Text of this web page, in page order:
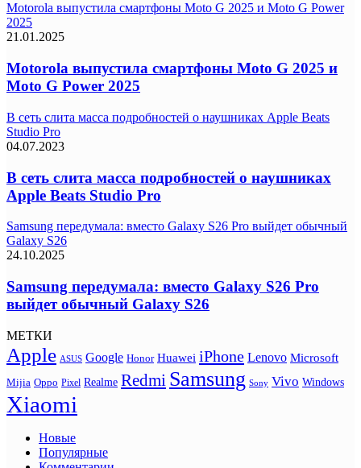
Motorola выпустила смартфоны Moto G 2025 и Moto G Power
2025
21.01.2025
Motorola выпустила смартфоны Moto G 2025 и
Moto G Power 2025
В сеть слита масса подробностей о наушниках Apple Beats
Studio Pro
04.07.2023
В сеть слита масса подробностей о наушниках
Apple Beats Studio Pro
Samsung передумала: вместо Galaxy S26 Pro выйдет обычный
Galaxy S26
24.10.2025
Samsung передумала: вместо Galaxy S26 Pro
выйдет обычный Galaxy S26
МЕТКИ
Apple ASUS Google Honor Huawei iPhone Lenovo Microsoft
Mijia Oppo Pixel Realme Redmi Samsung Sony Vivo Windows
Xiaomi
Новые
Популярные